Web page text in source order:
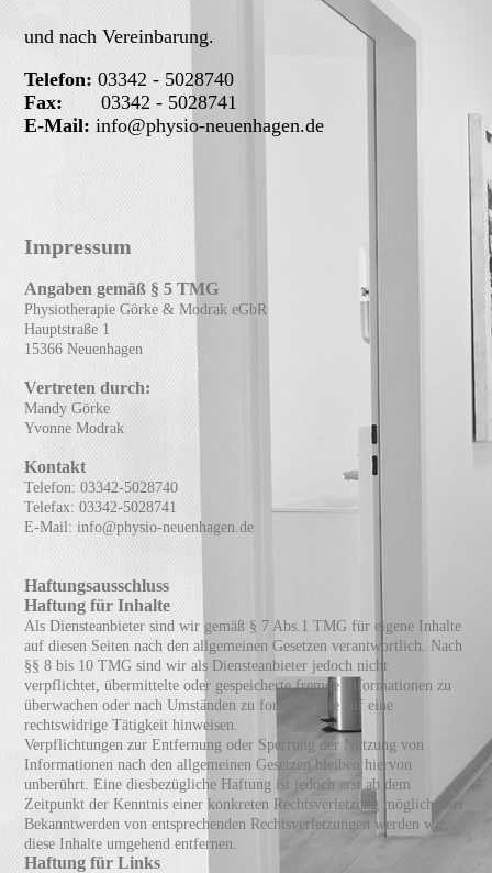
und nach Vereinbarung.
Telefon:03342 - 5028740
Fax: 03342 - 5028741
E-Mail:info@physio-neuenhagen.de
Impressum
Angaben gemäß § 5 TMG
Physiotherapie Görke & Modrak eGbR
Hauptstraße 1
15366 Neuenhagen
Vertreten durch:
Mandy Görke
Yvonne Modrak
Kontakt
Telefon: 03342-5028740
Telefax: 03342-5028741
E-Mail: info@physio-neuenhagen.de
Haftungsausschluss
Haftung für Inhalte
Als Diensteanbieter sind wir gemäß § 7 Abs.1 TMG für eigene Inhalte
auf diesen Seiten nach den allgemeinen Gesetzen verantwortlich. Nach
§§ 8 bis 10 TMG sind wir als Diensteanbieter jedoch nicht
verpflichtet, übermittelte oder gespeicherte fremde Informationen zu
überwachen oder nach Umständen zu forschen, die auf eine
rechtswidrige Tätigkeit hinweisen.
Verpflichtungen zur Entfernung oder Sperrung der Nutzung von
Informationen nach den allgemeinen Gesetzen bleiben hiervon
unberührt. Eine diesbezügliche Haftung ist jedoch erst ab dem
Zeitpunkt der Kenntnis einer konkreten Rechtsverletzung möglich. Bei
Bekanntwerden von entsprechenden Rechtsverletzungen werden wir
diese Inhalte umgehend entfernen.
Haftung für Links